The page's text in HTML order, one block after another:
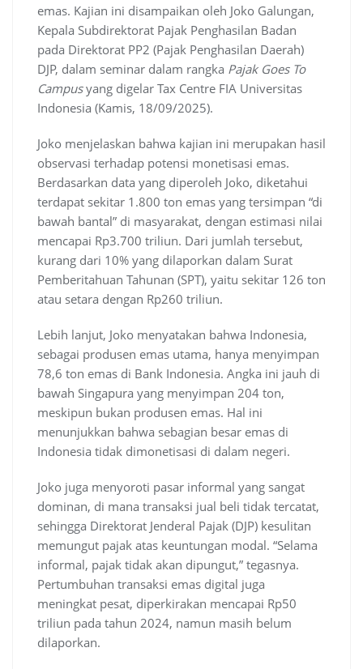
emas. Kajian ini disampaikan oleh Joko Galungan,
Kepala Subdirektorat Pajak Penghasilan Badan
pada Direktorat PP2 (Pajak Penghasilan Daerah)
DJP, dalam seminar dalam rangka Pajak Goes To
Campusyang digelar Tax Centre FIA Universitas
Indonesia (Kamis, 18/09/2025).
Joko menjelaskan bahwa kajian ini merupakan hasil
observasi terhadap potensi monetisasi emas.
Berdasarkan data yang diperoleh Joko, diketahui
terdapat sekitar 1.800 ton emas yang tersimpan “di
bawah bantal” di masyarakat, dengan estimasi nilai
mencapai Rp3.700 triliun. Dari jumlah tersebut,
kurang dari 10% yang dilaporkan dalam Surat
Pemberitahuan Tahunan (SPT), yaitu sekitar 126 ton
atau setara dengan Rp260 triliun.
Lebih lanjut, Joko menyatakan bahwa Indonesia,
sebagai produsen emas utama, hanya menyimpan
78,6 ton emas di Bank Indonesia. Angka ini jauh di
bawah Singapura yang menyimpan 204 ton,
meskipun bukan produsen emas. Hal ini
menunjukkan bahwa sebagian besar emas di
Indonesia tidak dimonetisasi di dalam negeri.
Joko juga menyoroti pasar informal yang sangat
dominan, di mana transaksi jual beli tidak tercatat,
sehingga Direktorat Jenderal Pajak (DJP) kesulitan
memungut pajak atas keuntungan modal. “Selama
informal, pajak tidak akan dipungut,” tegasnya.
Pertumbuhan transaksi emas digital juga
meningkat pesat, diperkirakan mencapai Rp50
triliun pada tahun 2024, namun masih belum
dilaporkan.